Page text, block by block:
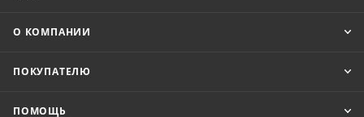
О КОМПАНИИ
ПОКУПАТЕЛЮ
ПОМОЩЬ